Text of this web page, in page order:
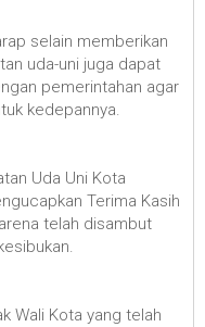
selain memberikan
uda-uni juga dapat
pemerintahan agar
kedepannya.
Uda Uni Kota
Terima Kasih
telah disambut
Wali Kota yang telah